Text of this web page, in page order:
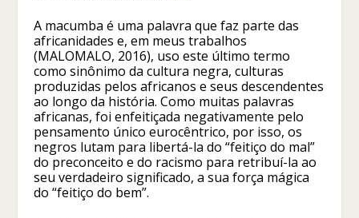
A macumba é uma palavra que faz parte das
africanidades e, em meus trabalhos
(MALOMALO, 2016), uso este último termo
como sinônimo da cultura negra, culturas
produzidas pelos africanos e seus descendentes
ao longo da história. Como muitas palavras
africanas, foi enfeitiçada negativamente pelo
pensamento único eurocêntrico, por isso, os
negros lutam para libertá-la do “feitiço do mal”
do preconceito e do racismo para retribuí-la ao
seu verdadeiro significado, a sua força mágica
do “feitiço do bem”.